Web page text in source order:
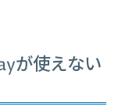
が使えない